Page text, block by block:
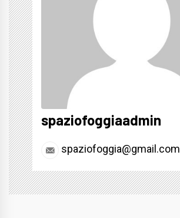
spaziofoggiaadmin
spaziofoggia@gmail.com